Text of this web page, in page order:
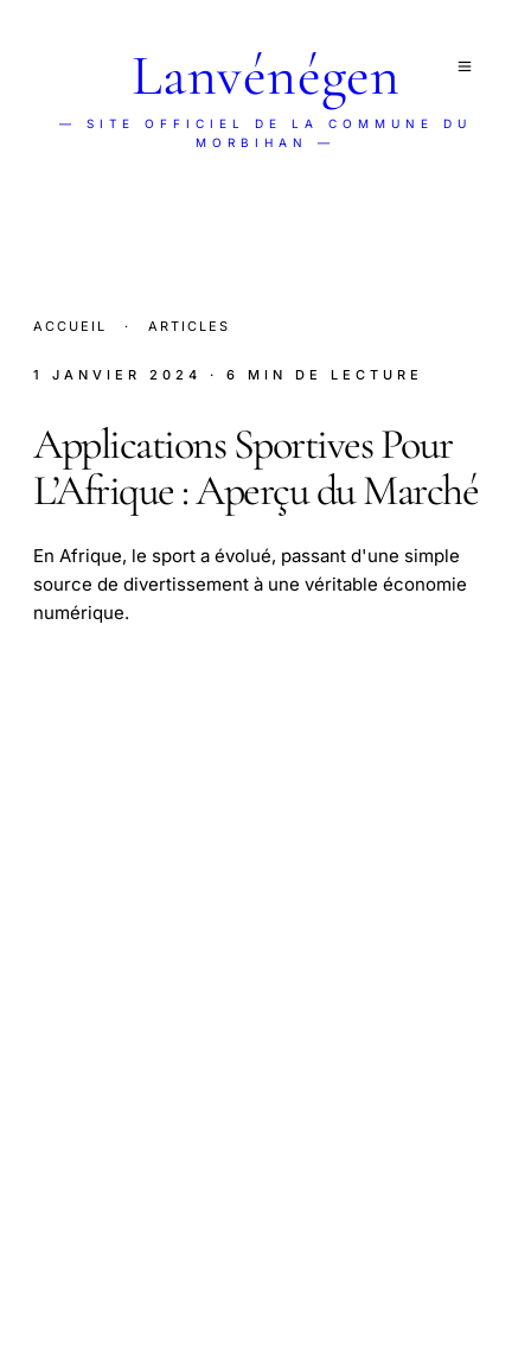
Lanvénégen
— SITE OFFICIEL DE LA COMMUNE DU
MORBIHAN —
ACCUEIL · ARTICLES
1 JANVIER 2024 · 6 MIN DE LECTURE
Applications Sportives Pour
L’Afrique : Aperçu du Marché
En Afrique, le sport a évolué, passant d'une simple
source de divertissement à une véritable économie
numérique.